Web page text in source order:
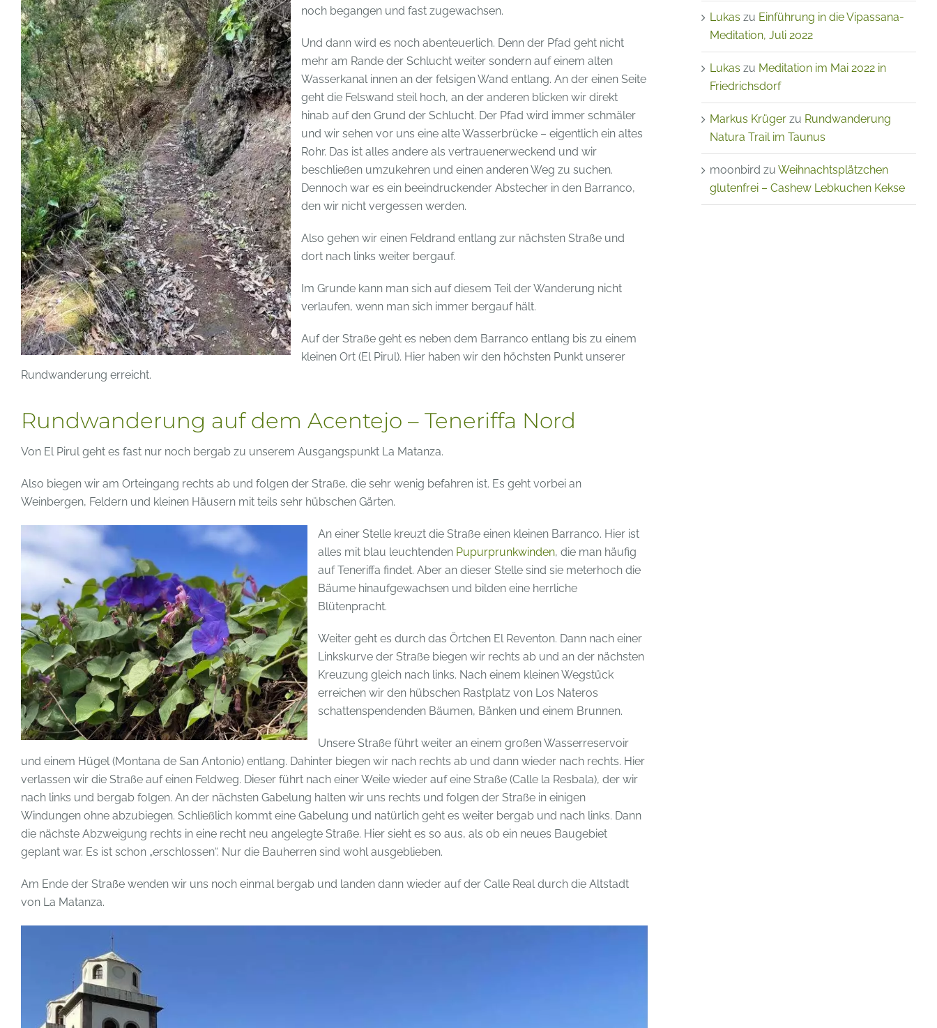
noch begangen und fast zugewachsen.
Und dann wird es noch abenteuerlich. Denn der Pfad geht nicht
mehr am Rande der Schlucht weiter sondern auf einem alten
Wasserkanal innen an der felsigen Wand entlang. An der einen Seite
geht die Felswand steil hoch, an der anderen blicken wir direkt
hinab auf den Grund der Schlucht. Der Pfad wird immer schmäler
und wir sehen vor uns eine alte Wasserbrücke – eigentlich ein altes
Rohr. Das ist alles andere als vertrauenerweckend und wir
beschließen umzukehren und einen anderen Weg zu suchen.
Dennoch war es ein beeindruckender Abstecher in den Barranco,
den wir nicht vergessen werden.
Also gehen wir einen Feldrand entlang zur nächsten Straße und
dort nach links weiter bergauf.
Im Grunde kann man sich auf diesem Teil der Wanderung nicht
verlaufen, wenn man sich immer bergauf hält.
Auf der Straße geht es neben dem Barranco entlang bis zu einem
kleinen Ort (El Pirul). Hier haben wir den höchsten Punkt unserer
Rundwanderung erreicht.
Rundwanderung auf dem Acentejo – Teneriffa Nord
Von El Pirul geht es fast nur noch bergab zu unserem Ausgangspunkt La Matanza.
Also biegen wir am Orteingang rechts ab und folgen der Straße, die sehr wenig befahren ist. Es geht vorbei an
Weinbergen, Feldern und kleinen Häusern mit teils sehr hübschen Gärten.
An einer Stelle kreuzt die Straße einen kleinen Barranco. Hier ist
alles mit blau leuchtenden Pupurprunkwinden, die man häufig
auf Teneriffa findet. Aber an dieser Stelle sind sie meterhoch die
Bäume hinaufgewachsen und bilden eine herrliche
Blütenpracht.
Weiter geht es durch das Örtchen El Reventon. Dann nach einer
Linkskurve der Straße biegen wir rechts ab und an der nächsten
Kreuzung gleich nach links. Nach einem kleinen Wegstück
erreichen wir den hübschen Rastplatz von Los Nateros
schattenspendenden Bäumen, Bänken und einem Brunnen.
Unsere Straße führt weiter an einem großen Wasserreservoir
und einem Hügel (Montana de San Antonio) entlang. Dahinter biegen wir nach rechts ab und dann wieder nach rechts. Hier
verlassen wir die Straße auf einen Feldweg. Dieser führt nach einer Weile wieder auf eine Straße (Calle la Resbala), der wir
nach links und bergab folgen. An der nächsten Gabelung halten wir uns rechts und folgen der Straße in einigen
Windungen ohne abzubiegen. Schließlich kommt eine Gabelung und natürlich geht es weiter bergab und nach links. Dann
die nächste Abzweigung rechts in eine recht neu angelegte Straße. Hier sieht es so aus, als ob ein neues Baugebiet
geplant war. Es ist schon „erschlossen“. Nur die Bauherren sind wohl ausgeblieben.
Am Ende der Straße wenden wir uns noch einmal bergab und landen dann wieder auf der Calle Real durch die Altstadt
von La Matanza.
Lukas zu Einführung in die Vipassana-
Meditation, Juli 2022
Lukas zu Meditation im Mai 2022 in
Friedrichsdorf
Markus Krügerzu Rundwanderung
Natura Trail im Taunus
moonbird zu Weihnachtsplätzchen
glutenfrei – Cashew Lebkuchen Kekse